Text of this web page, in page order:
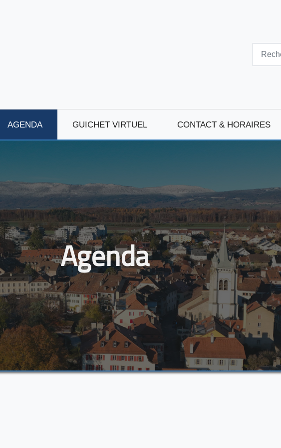
AGENDA GUICHET VIRTUEL CONTACT & HORAIRES
Agenda